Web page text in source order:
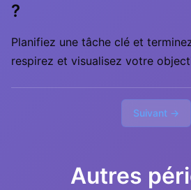
?
Planifiez une tâche clé et
respirez et visualisez votre
Suivant →
Autres